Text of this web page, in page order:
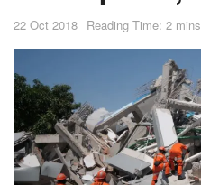
22 Oct 2018 Reading Time: 2